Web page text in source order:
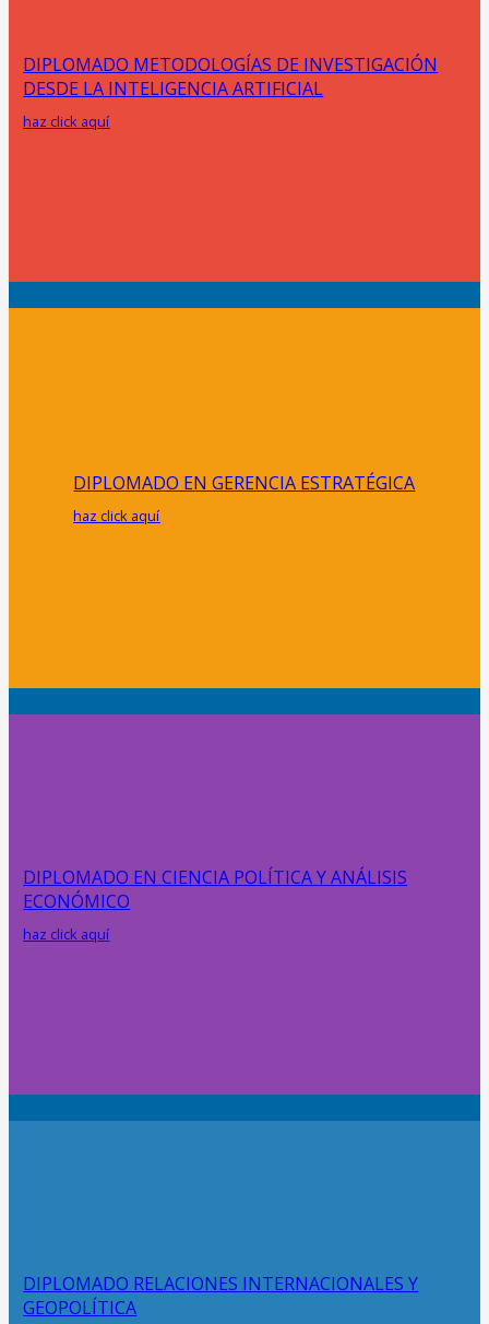
DIPLOMADO METODOLOGÍAS DE INVESTIGACIÓN
DESDE LA INTELIGENCIA ARTIFICIAL
haz click aquí
DIPLOMADO EN GERENCIA ESTRATÉGICA
haz click aquí
DIPLOMADO EN CIENCIA POLÍTICA Y ANÁLISIS
ECONÓMICO
haz click aquí
DIPLOMADO RELACIONES INTERNACIONALES Y
GEOPOLÍTICA